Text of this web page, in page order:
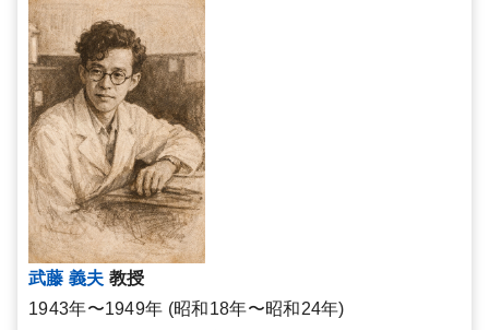
武藤 義夫 教授
1943年〜1949年 (昭和18年〜昭和24年)